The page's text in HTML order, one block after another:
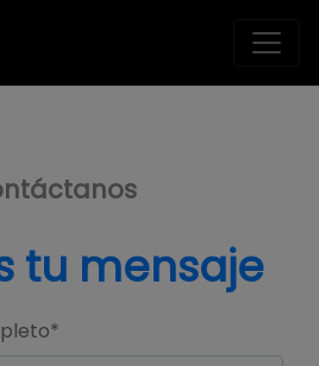
tu mensaje